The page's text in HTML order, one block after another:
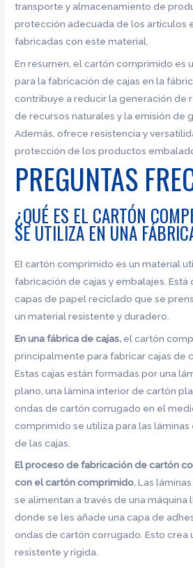
transporte y almacenamiento de
protección adecuada de los artículos
fabricadas con este material.
En resumen, el cartón comprimido es
para la fabricación de cajas en la
contribuye a reducir la generación de
de recursos naturales y la emisión de
Además, ofrece resistencia y
protección de los productos
PREGUNTAS
¿QUÉ ES EL CARTÓN
SE UTILIZA EN UNA
El cartón comprimido es un material
fabricación de cajas y embalajes.
capas de papel reciclado que se
un material resistente y duradero.
En una fábrica de cajas, el cartón
principalmente para fabricar cajas de
Estas cajas están formadas por una
plano, una lámina interior de cartón
ondas de cartón corrugado en el
comprimido se utiliza para las
de las cajas.
El proceso de fabricación de cartón
con el cartón comprimido.Las
se alimentan a través de una
donde se les añade una capa de
ondas de cartón corrugado. Esto crea
resistente y rígida.